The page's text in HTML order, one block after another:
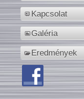
Kapcsolat
Galéria
Eredmények